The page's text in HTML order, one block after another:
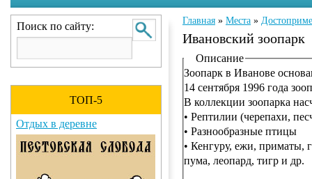
Вы здесь
Главная » Места »
Ивановский зоопарк
Отображение на
Описание
Зоопарк в Иванове
14 сентября 1996 года
В коллекции зоопарка
• Рептилии (черепахи,
• Разнообразные птицы
• Кенгуру, ежи, приматы,
пума, леопард, тигр и др.
Поиск по сайту:
ТОП-5
Отдых в деревне